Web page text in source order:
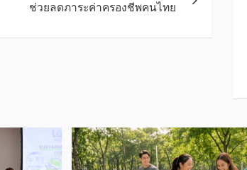
ช่วยลดภาระค่าครองชีพคนไทย